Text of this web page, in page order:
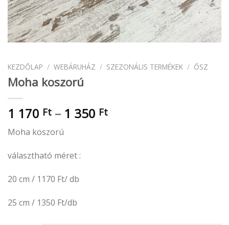
KEZDŐLAP / WEBÁRUHÁZ / SZEZONÁLIS TERMÉKEK / ŐSZ
Moha koszorú
1 170 Ft – 1 350 FtÁrtartomány:
Moha koszorú
választható méret :
20 cm / 1170 Ft/ db
25 cm / 1350 Ft/db